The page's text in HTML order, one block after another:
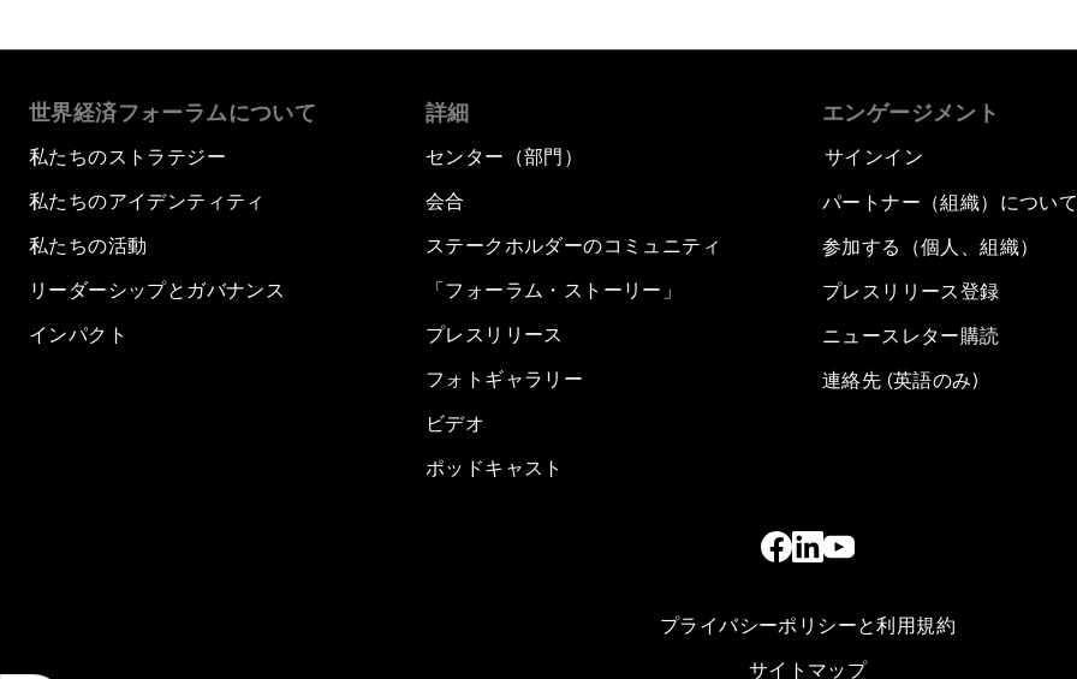
世界経済フォーラムについて
私たちのストラテジー
私たちのアイデンティティ
私たちの活動
リーダーシップとガバナンス
インパクト
詳細
センター（部門）
会合
ステークホルダーのコミュニティ
「フォーラム・ストーリー」
プレスリリース
フォトギャラリー
ビデオ
ポッドキャスト
エンゲージメント
サインイン
パートナー（組織）につい
参加する（個人、組織）
プレスリリース登録
ニュースレター購読
連絡先 (英語のみ)
プライバシーポリシーと利用規約
サイトマップ